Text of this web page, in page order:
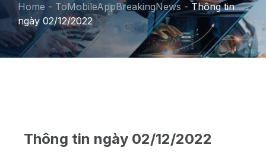
Home - ToMobileAppBreakingNews - Thông tin
ngày 02/12/2022
Thông tin ngày 02/12/2022